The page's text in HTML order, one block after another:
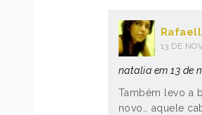
13 DE
natalia em 13 de
Também levo a
novo… aquele